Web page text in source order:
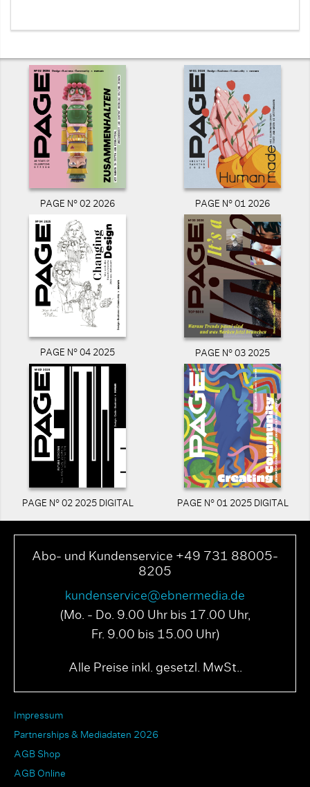
PAGE N° 02 2026 PAGE N° 01 2026
PAGE N° 04 2025 PAGE N° 03 2025
PAGE N° 02 2025 DIGITAL PAGE N° 01 2025 DIGITAL
Abo- und Kundenservice +49 731 88005-
8205
kundenservice@ebnermedia.de
(Mo. - Do. 9.00 Uhr bis 17.00 Uhr,
Fr. 9.00 bis 15.00 Uhr)
Alle Preise inkl. gesetzl. MwSt..
Impressum
Partnerships & Mediadaten 2026
AGB Shop
AGB Online